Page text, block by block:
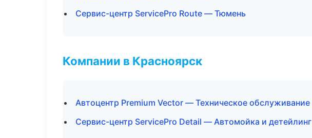
Сервис-центр ServicePro Route — Тюмень
Компании в Красноярск
Автоцентр Premium Vector — Техническое обслуживание
Сервис-центр ServicePro Detail — Автомойка и детейлинг